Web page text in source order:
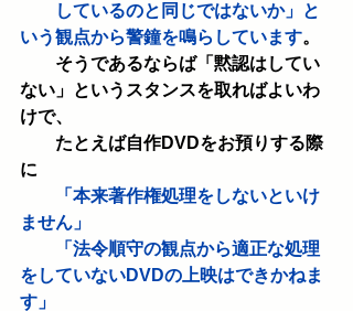
しているのと同じではないか」と
いう観点から警鐘を鳴らしています。
そうであるならば「黙認はしてい
ない」というスタンスを取ればよいわ
けで、
たとえば自作DVDをお預りする際
に
「本来著作権処理をしないといけ
ません」
「法令順守の観点から適正な処理
をしていないDVDの上映はできかねま
す」